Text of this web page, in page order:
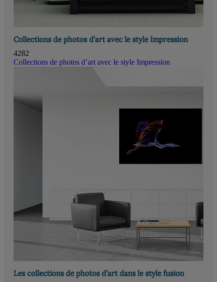
Collections de photos d’art avec le style Impression
4282
Collections de photos d’art avec le style Impression
Les collections de photos d’art dans le style fusion